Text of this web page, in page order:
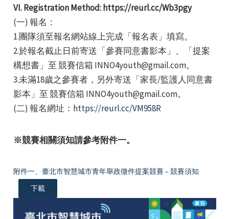
VI. Registration Method: https://reurl.cc/Wb3pgy
(一) 報名：
1.團隊須至報名網站線上完成「報名表」填寫。
2.於報名截止日前寄送「參賽同意書影本」、「提案
構想書」至 競賽信箱 INNO4youth@gmail.com。
3.未滿18歲之參賽者，另外寄送「家長/監護人同意書
影本」至 競賽信箱 INNO4youth@gmail.com。
(二) 報名網址：https://reurl.cc/VM958R
※競賽相關須知請參考附件一。
附件一、臺北市智慧城市青年舉政徵件提案競賽 – 競賽須知
下載